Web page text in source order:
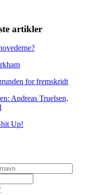
artikler
for fremskridt
Andreas Truelsen,
Up!